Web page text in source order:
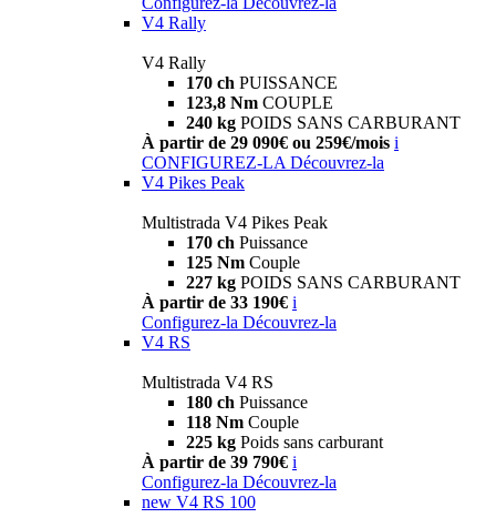
V4 Rally
V4 Rally
170 ch PUISSANCE
123,8 Nm COUPLE
240 kg POIDS SANS CARBURANT
À partir de 29 090€ ou 259€/mois i
CONFIGUREZ-LA Découvrez-la
V4 Pikes Peak
Multistrada V4 Pikes Peak
170 ch Puissance
125 Nm Couple
227 kg POIDS SANS CARBURANT
À partir de 33 190€ i
Configurez-la Découvrez-la
V4 RS
Multistrada V4 RS
180 ch Puissance
118 Nm Couple
225 kg Poids sans carburant
À partir de 39 790€ i
Configurez-la Découvrez-la
new V4 RS 100